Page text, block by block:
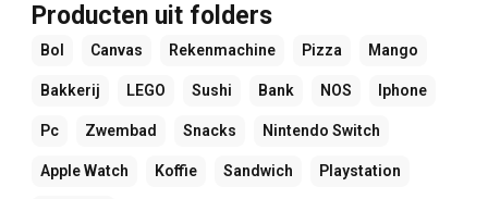
Producten uit folders
Bol Canvas Rekenmachine Pizza Mango
Bakkerij LEGO Sushi Bank NOS Iphone
Pc Zwembad Snacks Nintendo Switch
Apple Watch Koffie Sandwich Playstation